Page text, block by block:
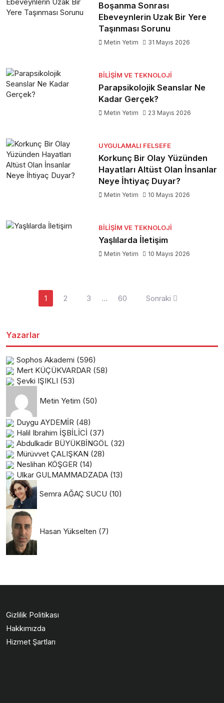
Boşanma Sonrası
Ebeveynlerin Uzak Bir Yere
Taşınması Sorunu
Metin Yetim 31 Mayıs 2026
BILIŞIM VE TEKNOLOJI
Parapsikolojik Seanslar Ne
Kadar Gerçek?
Metin Yetim 23 Mayıs 2026
UYGULAMALI FELSEFE
Korkunç Bir Olay Yüzünden
Hayatları Altüst Olan İnsanlar
Neye İhtiyaç Duyar?
Metin Yetim 10 Mayıs 2026
BILIŞIM VE TEKNOLOJI
Yaşlılarda İletişim
Metin Yetim 10 Mayıs 2026
sayfalaması
1 2 3 … 60 Sonraki
Yazarlar
Sophos Akademi (596)
Mert KÜÇÜKVARDAR (58)
Şevki IŞIKLI (53)
Metin Yetim (50)
Duygu AYDEMİR (48)
Halil Ibrahim İŞBİLİCİ (37)
Abdulkadir BÜYÜKBİNGÖL (32)
Mürüvvet ÇALIŞKAN (28)
Neslihan KÖŞGER (14)
Ulkar GULMAMMADZADA (13)
Semra AĞAÇ SUCU (10)
Hasan Yükselten (7)
Gizlilik Politikası
Hakkımızda
Hizmet Şartları